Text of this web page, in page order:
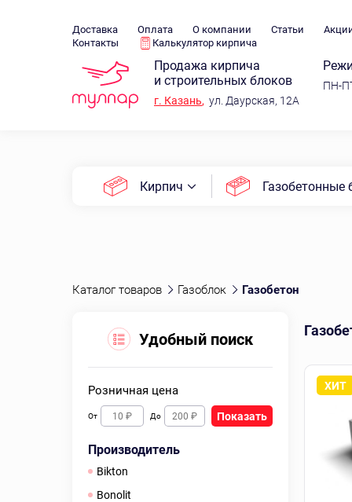
Доставка Оплата О компании Статьи
Контакты
Калькулятор кирпича
Продажа кирпича
и строительных блоков
г. Казань, ул. Даурская, 12А
ПН-
Кирпич Газобетонные
Каталог товаров Газоблок Газобетон
Удобный поиск
Розничная цена
От До Показать
Производитель
Bikton
Bonolit